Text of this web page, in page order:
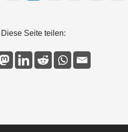
Diese Seite teilen: